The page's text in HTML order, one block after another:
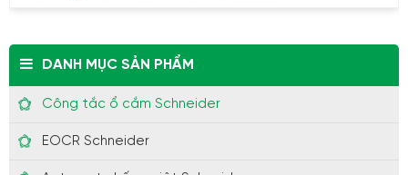
DANH MỤC SẢN PHẨM
Công tắc ổ cắm Schneider
EOCR Schneider